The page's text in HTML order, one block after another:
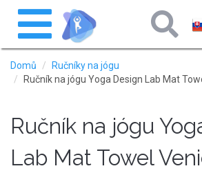
Přejít
hlavnímu
obsahu
Toggle
navigation
Domů
Ručníky na jógu
Ručník na jógu Yoga Design Lab Mat
Ručník na jógu
Lab Mat Towel